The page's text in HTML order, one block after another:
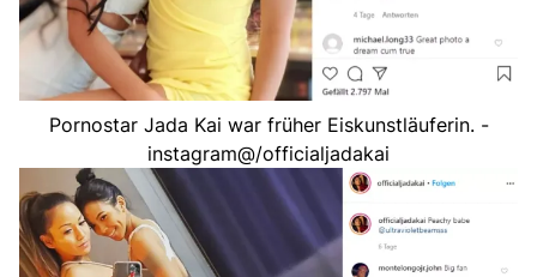
Pornostar Jada Kai war früher Eiskunstläuferin. -
instagram@/officialjadakai